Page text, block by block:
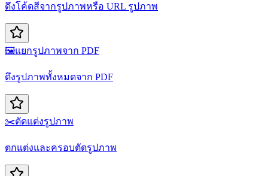
ดึงโค้ดสีจากรูปภาพหรือ URL รูปภาพ
🖼️แยกรูปภาพจาก PDF
ดึงรูปภาพทั้งหมดจาก PDF
✂️ตัดแต่งรูปภาพ
ตกแต่งและครอบตัดรูปภาพ